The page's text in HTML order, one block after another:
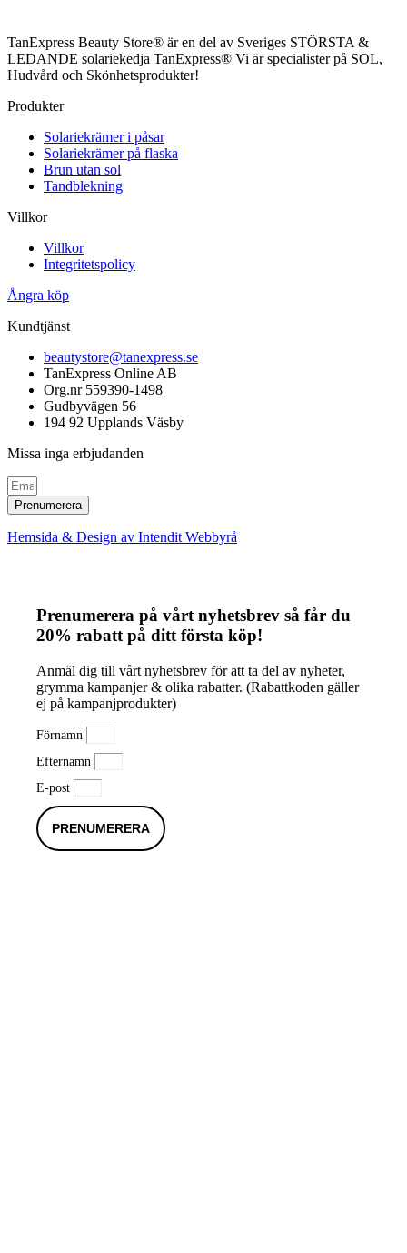
TanExpress Beauty Store® är en del av Sveriges STÖRSTA &
LEDANDE solariekedja TanExpress® Vi är specialister på SOL,
Hudvård och Skönhetsprodukter!
Produkter
Solariekrämer i påsar
Solariekrämer på flaska
Brun utan sol
Tandblekning
Villkor
Villkor
Integritetspolicy
Ångra köp
Kundtjänst
beautystore@tanexpress.se
TanExpress Online AB
Org.nr 559390-1498
Gudbyvägen 56
194 92 Upplands Väsby
Missa inga erbjudanden
Prenumerera
Hemsida & Design av Intendit Webbyrå
Prenumerera på vårt nyhetsbrev så får du
20% rabatt på ditt första köp!
Anmäl dig till vårt nyhetsbrev för att ta del av nyheter,
grymma kampanjer & olika rabatter. (Rabattkoden gäller
ej på kampanjprodukter)
Förnamn
Efternamn
E-post
PRENUMERERA